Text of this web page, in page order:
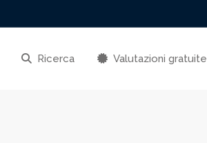
Ricerca Valutazioni gratuite